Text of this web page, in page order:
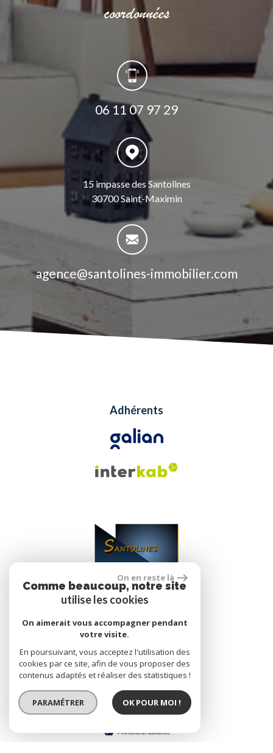
coordonnées
06 11 07 97 29
agence@santolines-immobilier.com
15 impasse des Santolines
30700 Saint-Maximin
adhérents
se connecter
Espace propriétaire
réalisé par
On en reste là
Comme beaucoup, notre site
utilise les cookies
On aimerait vous accompagner pendant
votre visite.
En poursuivant, vous acceptez l'utilisation des
cookies par ce site, afin de vous proposer des
contenus adaptés et réaliser des statistiques !
PARAMÉTRER OK POUR MOI !